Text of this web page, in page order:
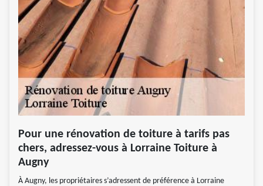
Pour une rénovation de toiture à tarifs pas
chers, adressez-vous à Lorraine Toiture à
Augny
À Augny, les propriétaires s’adressent de préférence à Lorraine